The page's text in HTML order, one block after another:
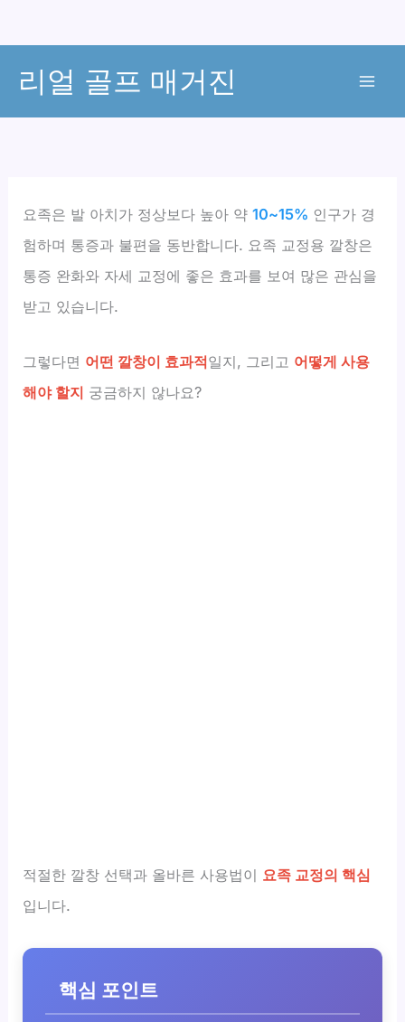
리얼 골프 매거진
요족은 발 아치가 정상보다 높아 약10~15% 인구가 경
험하며 통증과 불편을 동반합니다. 요족 교정용 깔창은
통증 완화와 자세 교정에 좋은 효과를 보여 많은 관심을
받고 있습니다.
그렇다면 어떤 깔창이 효과적일지, 그리고 어떻게 사용
해야 할지 궁금하지 않나요?
적절한 깔창 선택과 올바른 사용법이 요족 교정의 핵심
입니다.
핵심 포인트